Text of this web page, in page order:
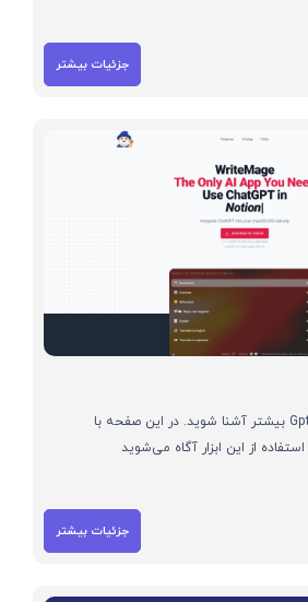
جزئیات بیشتر
با هوش مصنوعی GptBoard بیشتر آشنا شوید. در این صفحه با
از این ابزار آگاه می‌شوید
جزئیات بیشتر